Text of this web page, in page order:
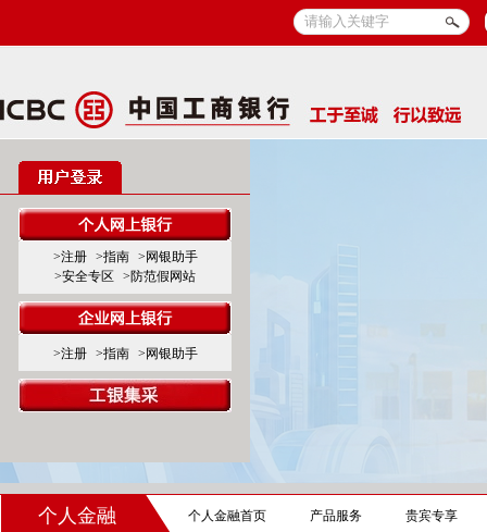
>注册 >指南
>网银助手
>安全专区
>防范假网站
>注册 >指南 >网银助手
个人金融 个人金融首页 产品服务 贵宾专享